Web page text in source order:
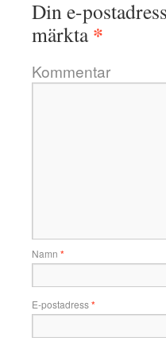
Din e-
märkta*
Kommentar
Namn *
E-postadress*